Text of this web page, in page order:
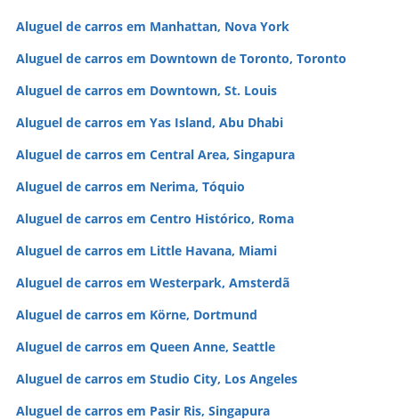
Aluguel de carros em Manhattan, Nova York
Aluguel de carros em Downtown de Toronto, Toronto
Aluguel de carros em Downtown, St. Louis
Aluguel de carros em Yas Island, Abu Dhabi
Aluguel de carros em Central Area, Singapura
Aluguel de carros em Nerima, Tóquio
Aluguel de carros em Centro Histórico, Roma
Aluguel de carros em Little Havana, Miami
Aluguel de carros em Westerpark, Amsterdã
Aluguel de carros em Körne, Dortmund
Aluguel de carros em Queen Anne, Seattle
Aluguel de carros em Studio City, Los Angeles
Aluguel de carros em Pasir Ris, Singapura